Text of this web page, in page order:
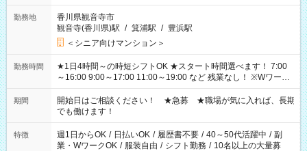
勤務地
香川県観音寺市
観音寺(香川県)駅 / 箕浦駅 / 豊浜駅
＜シニア向けマンション＞
勤務時間
★1日4時間～の時短シフトOK ★スタート時間選べます！ 7:00
～16:00 9:00～17:00 11:00～19:00 など 残業なし！ ※Wワーク
の場合、他のお仕事と合わせ週40時間超の就業はご案内できま
せん ※法令に基づき、週20時間以上勤務は社会保険への加入対
象となります ※労働者派遣法（日雇い派遣の原則禁止）によ
り、短時間・短期間の就業はご案内が難しい場合があります
期間
開始日はご相談ください！ ★急募 ★職場が気に入れば、長期
でも働けます！
特徴 週1日からOK / 日払いOK / 履歴書不要 / 40～50代活躍中 / 副
業・WワークOK / 服装自由 / シフト勤務 / 10名以上の大量募